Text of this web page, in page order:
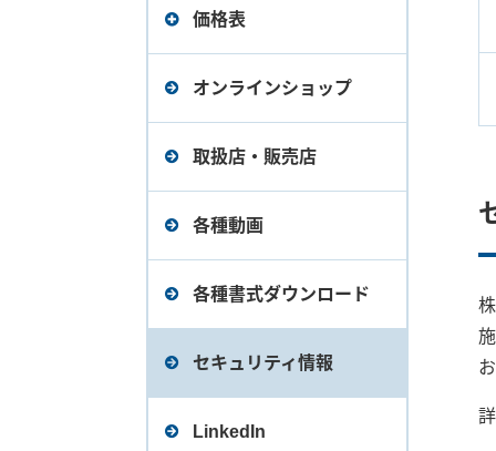
価格表
デバイスエクスプローラ
OPCサーバー Ver.5（旧バ
ージョン）価格表
デバイスエクスプローラ
データロガー Ver.2（旧バ
オンラインショップ
取扱店・販売店
各種動画
各種書式ダウンロード
セキュリティ情報
LinkedIn